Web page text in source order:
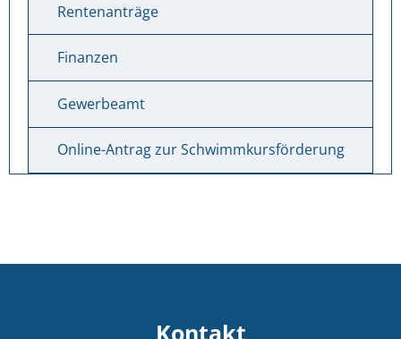
Rentenanträge
Finanzen
Gewerbeamt
Online-Antrag zur Schwimmkursförderung
Kontakt